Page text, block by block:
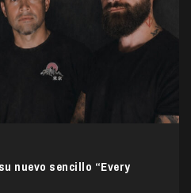
nuevo sencillo “Every